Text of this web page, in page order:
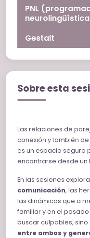
PNL
Gestalt
Sobre esta
Las relaciones de
conexión y también de
es un espacio seguro
encontrarse desde un
En las sesiones
comunicación, las
las dinámicas que a
familiar y en el
buscar culpables, sino
entre ambos y